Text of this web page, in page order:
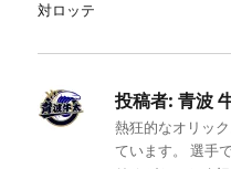
対ロッテ
投稿者: 青波
熱狂的なオリッ
ています。 選手